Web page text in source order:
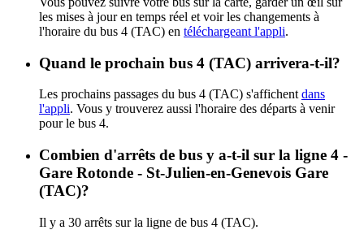
les mises à jour en temps réel et voir les changements à
l'horaire du bus 4 (TAC) en téléchargeant l'appli.
Quand le prochain bus 4 (TAC) arrivera-t-il?
Les prochains passages du bus 4 (TAC) s'affichent dans
l'appli. Vous y trouverez aussi l'horaire des départs à venir
pour le bus 4.
Combien d'arrêts de bus y a-t-il sur la ligne 4 -
Gare Rotonde - St-Julien-en-Genevois Gare
(TAC)?
Il y a 30 arrêts sur la ligne de bus 4 (TAC).